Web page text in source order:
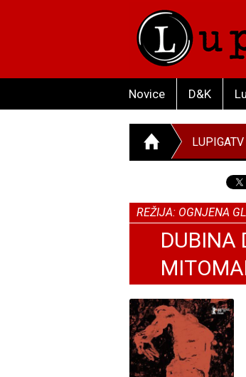
Novice D&K
LUPIGATV
REŽIJA: OGNJENA
DUBINA